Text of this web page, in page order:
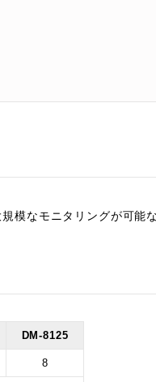
模なモニタリングが可能
DM-8125
8